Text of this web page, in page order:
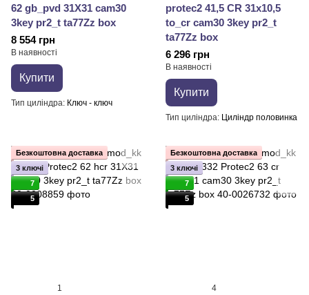
62 gb_pvd 31X31 cam30
3key pr2_t ta77Zz box
8 554 грн
В наявності
Купити
Тип циліндра Ключ - ключ
protec2 41,5 CR 31x10,5
to_cr cam30 3key pr2_t
ta77Zz box
6 296 грн
В наявності
Купити
Тип циліндра Циліндр половинка
Безкоштовна доставка
3 ключі
7
5
1
Безкоштовна доставка
3 ключі
7
5
4